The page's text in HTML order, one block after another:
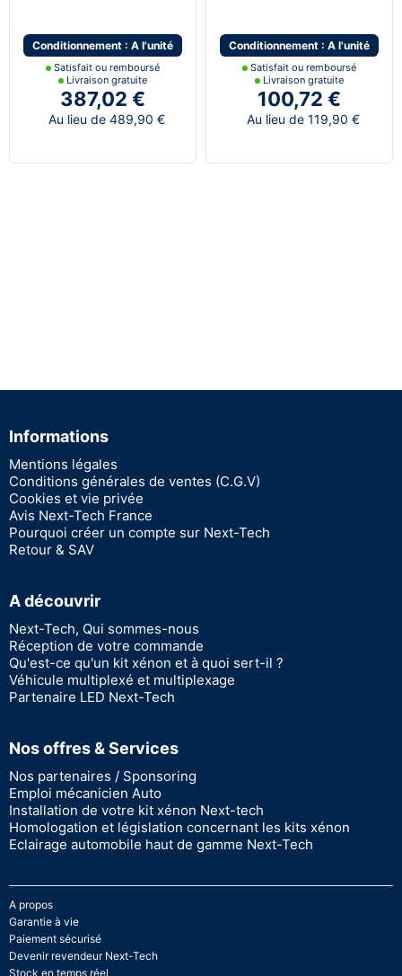
Conditionnement : A l'unité
Satisfait ou remboursé
Livraison gratuite
387,02 €
Au lieu de 489,90 €
Conditionnement : A l'unité
Satisfait ou remboursé
Livraison gratuite
100,72 €
Au lieu de 119,90 €
Informations
Mentions légales
Conditions générales de ventes (C.G.V)
Cookies et vie privée
Avis Next-Tech France
Pourquoi créer un compte sur Next-Tech
Retour & SAV
A découvrir
Next-Tech, Qui sommes-nous
Réception de votre commande
Qu'est-ce qu'un kit xénon et à quoi sert-il ?
Véhicule multiplexé et multiplexage
Partenaire LED Next-Tech
Nos offres & Services
Nos partenaires / Sponsoring
Emploi mécanicien Auto
Installation de votre kit xénon Next-tech
Homologation et législation concernant les kits xénon
Eclairage automobile haut de gamme Next-Tech
A propos
Garantie à vie
Paiement sécurisé
Devenir revendeur Next-Tech
Stock en temps réel